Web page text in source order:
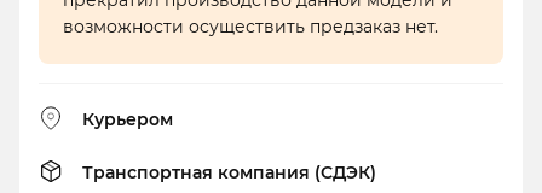
возможности осуществить предзаказ нет.
Курьером
Транспортная компания (СДЭК)